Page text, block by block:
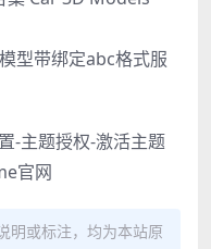
型带绑定abc格式服
-主题授权-激活主题
官网
明或标注，均为本站原